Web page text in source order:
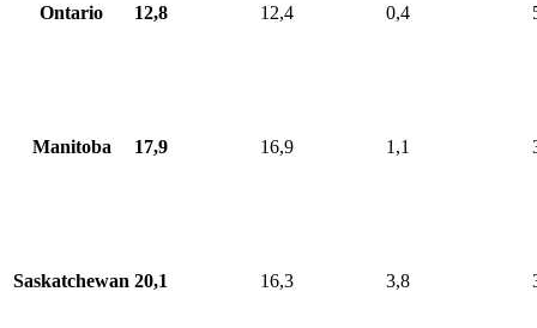
Ontario 12,8 12,4 0,4
Manitoba 17,9 16,9 1,1
Saskatchewan 20,1 16,3 3,8